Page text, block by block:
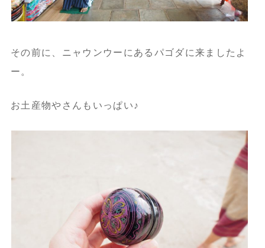
その前に、ニャウンウーにあるパゴダに来ましたよ
ー。
お土産物やさんもいっぱい♪